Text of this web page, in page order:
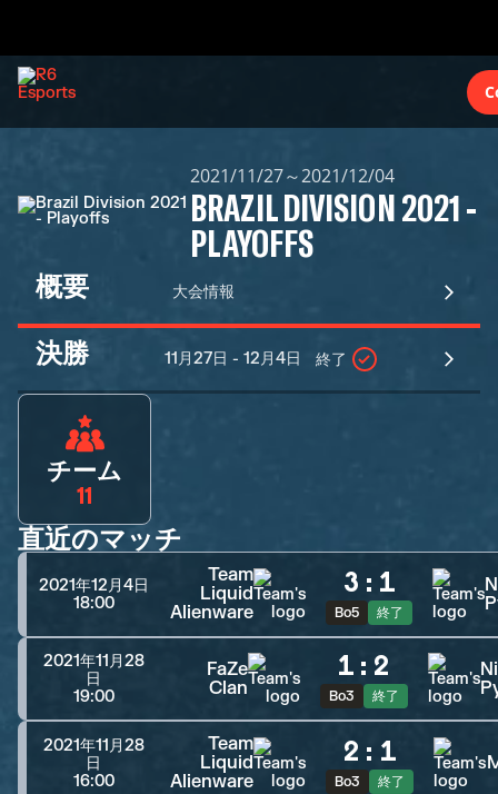
2021/11/27～2021/12/04
BRAZIL DIVISION 2021 -
PLAYOFFS
概要 大会情報
決勝 11月27日 - 12月4日 終了
チーム
11
直近のマッチ
2021年12月4日
18:00
Team
Liquid
Alienware
3 : 1
Bo5 終了
2021年11月28
日
19:00
FaZe
Clan
1 : 2
Bo3 終了
2021年11月28
日
16:00
Team
Liquid
Alienware
2 : 1
Bo3 終了